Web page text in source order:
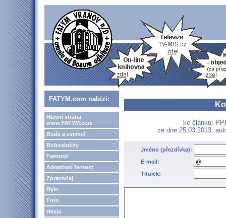
FATYM.com nabízí:
Hlavní strana
www.FATYM.com
Bude a zveme!
Bohoslužby
Farnosti
Adoptivní farnost
Zpravodaj
Bylo
Foto
Hesla
ke článku:
ze dne 25.03.2013,
Jméno (přezdívka):
E-mail:
Titulek: